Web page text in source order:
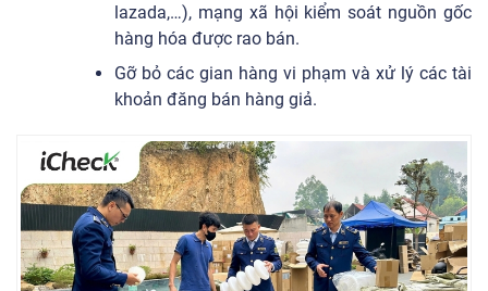
lazada,…), mạng xã hội kiểm soát nguồn gốc
hàng hóa được rao bán.
Gỡ bỏ các gian hàng vi phạm và xử lý các tài
khoản đăng bán hàng giả.